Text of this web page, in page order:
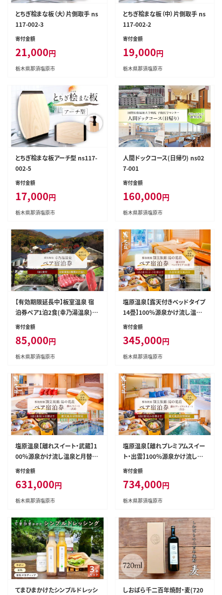
とちぎ桧まな板（大）片側取手 ns
117-002-3
寄付金額
21,000円
栃木県那須塩原市
とちぎ桧まな板（中）片側取手 ns
117-002-2
寄付金額
19,000円
栃木県那須塩原市
とちぎ桧まな板アーチ型 ns117-
002-5
寄付金額
17,000円
栃木県那須塩原市
人間ドックコース(日帰り) ns02
7-001
寄付金額
160,000円
栃木県那須塩原市
【有効期限延長中】板室温泉 宿
泊券ペア1泊2食(幸乃湯温泉) n
s022-001
寄付金額
85,000円
栃木県那須塩原市
塩原温泉【露天付きベッドタイプ
14畳】100％源泉かけ流し温泉
と月替りのこだわり懐石コース1
館湯の花荘】 ns014-003
寄付金額
345,000円
栃木県那須塩原市
塩原温泉【離れスイート・武蔵】1
00％源泉かけ流し温泉と月替り
のこだわり懐石コース1泊2食付
荘】 ns014-002
寄付金額
631,000円
栃木県那須塩原市
塩原温泉【離れプレミアムスイー
ト・出雲】100％源泉かけ流し温
泉と月替りのこだわり懐石コース
館湯の花荘】 ns014-001
寄付金額
734,000円
栃木県那須塩原市
てまひまかけたシンプルドレッシ
しおばら千二百年焼酎・麦(720